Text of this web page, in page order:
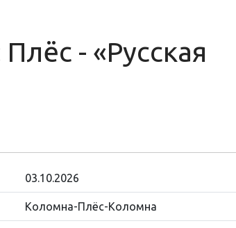
- «Русская
03.10.2026
Коломна-Плёс-Коломна